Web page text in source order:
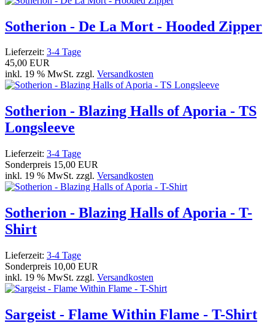
Sotherion - De La Mort - Hooded Zipper
Lieferzeit: 3-4 Tage
45,00 EUR
inkl. 19 % MwSt. zzgl. Versandkosten
Sotherion - Blazing Halls of Aporia - TS
Longsleeve
Lieferzeit: 3-4 Tage
Sonderpreis 15,00 EUR
inkl. 19 % MwSt. zzgl. Versandkosten
Sotherion - Blazing Halls of Aporia - T-
Shirt
Lieferzeit: 3-4 Tage
Sonderpreis 10,00 EUR
inkl. 19 % MwSt. zzgl. Versandkosten
Sargeist - Flame Within Flame - T-Shirt